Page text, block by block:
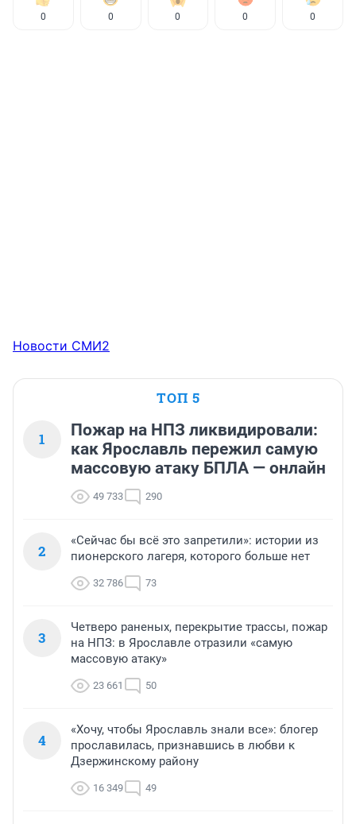
0 0 0 0 0
Новости СМИ2
ТОП 5
1
Пожар на НПЗ ликвидировали:
как Ярославль пережил самую
массовую атаку БПЛА — онлайн
49 733 290
2
«Сейчас бы всё это запретили»: истории из
пионерского лагеря, которого больше нет
32 786 73
3
Четверо раненых, перекрытие трассы, пожар
на НПЗ: в Ярославле отразили «самую
массовую атаку»
23 661 50
4
«Хочу, чтобы Ярославль знали все»: блогер
прославилась, признавшись в любви к
Дзержинскому району
16 349 49